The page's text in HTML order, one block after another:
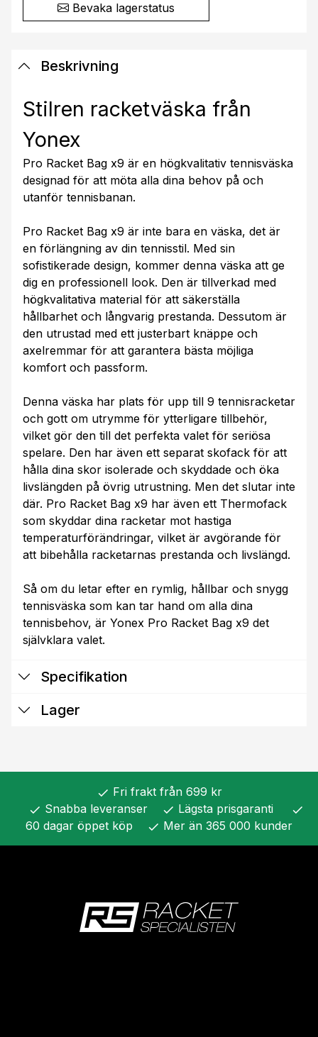
Bevaka lagerstatus
Beskrivning
Stilren racketväska från
Yonex
Pro Racket Bag x9 är en högkvalitativ tennisväska
designad för att möta alla dina behov på och
utanför tennisbanan.
Pro Racket Bag x9 är inte bara en väska, det är
en förlängning av din tennisstil. Med sin
sofistikerade design, kommer denna väska att ge
dig en professionell look. Den är tillverkad med
högkvalitativa material för att säkerställa
hållbarhet och långvarig prestanda. Dessutom är
den utrustad med ett justerbart knäppe och
axelremmar för att garantera bästa möjliga
komfort och passform.
Denna väska har plats för upp till 9 tennisracketar
och gott om utrymme för ytterligare tillbehör,
vilket gör den till det perfekta valet för seriösa
spelare. Den har även ett separat skofack för att
hålla dina skor isolerade och skyddade och öka
livslängden på övrig utrustning. Men det slutar inte
där. Pro Racket Bag x9 har även ett Thermofack
som skyddar dina racketar mot hastiga
temperaturförändringar, vilket är avgörande för
att bibehålla racketarnas prestanda och livslängd.
Så om du letar efter en rymlig, hållbar och snygg
tennisväska som kan tar hand om alla dina
tennisbehov, är Yonex Pro Racket Bag x9 det
självklara valet.
Specifikation
Lager
check Fri frakt från 699 kr
check Snabba leveranser check Lägsta prisgaranti check
60 dagar öppet köp check Mer än 365 000 kunder